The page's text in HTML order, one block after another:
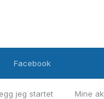
jeg startet Mine
Facebook